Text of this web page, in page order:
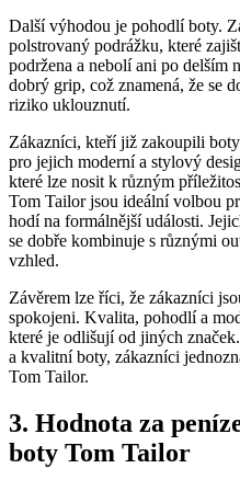
Další výhodou je pohodlí boty.
polstrovaný podrážku, ​které
podržena a nebolí⁣ ani po ‍delším
dobrý grip, což znamená, že se
riziko uklouznutí.
Zákazníci, ⁤kteří⁤ již⁤ zakoupili
pro jejich⁢ moderní a stylový
které⁤ lze nosit k různým
Tom Tailor jsou ideální⁤ volbou
hodí na ‍formálnější události.
⁣se dobře kombinuje s různými
vzhled.
Závěrem lze říci, ​že zákazníci
spokojeni.‌ Kvalita, pohodlí a
‍které je odlišují od jiných
a kvalitní boty, ⁢zákazníci
Tom Tailor.
3. ⁤Hodnota za
⁤boty Tom Tailor